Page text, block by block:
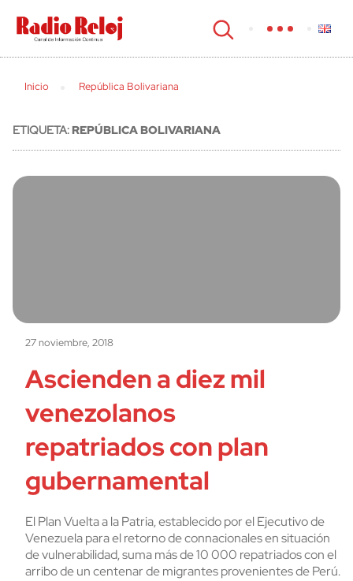
cerrar
Inicio República Bolivariana
ETIQUETA:REPÚBLICA BOLIVARIANA
27 noviembre, 2018
Ascienden a diez mil
venezolanos
repatriados con plan
gubernamental
El Plan Vuelta a la Patria, establecido por el Ejecutivo de
Venezuela para el retorno de connacionales en situación
de vulnerabilidad, suma más de 10 000 repatriados con el
arribo de un centenar de migrantes provenientes de Perú.